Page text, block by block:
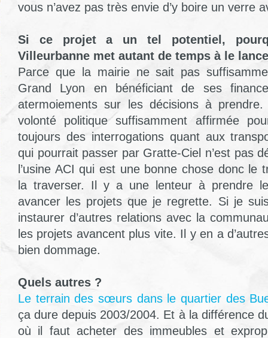
vous n’avez pas très envie d’y boire un verre
Si ce projet a un tel potentiel,
Villeurbanne met autant de temps à le
Parce que la mairie ne sait pas
Grand Lyon en bénéficiant de ses
atermoiements sur les décisions à
volonté politique suffisamment affirmée
toujours des interrogations quant aux
qui pourrait passer par Gratte-Ciel n’est pas
l’usine ACI qui est une bonne chose donc le
la traverser. Il y a une lenteur à prendre
avancer les projets que je regrette. Si je
instaurer d’autres relations avec la
les projets avancent plus vite. Il y en a
bien dommage.
Quels autres ?
Le terrain des sœurs dans le quartier des
ça dure depuis 2003/2004. Et à la différence
où il faut acheter des immeubles et